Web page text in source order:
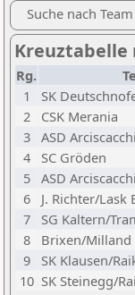
Suche nach Team
Kreuztabelle
Rg.
1
SK
2
CSK Merania
3 ASD
4
SC Gröden
5 ASD
6
J. Richter/Lask
7
SG Kaltern/
8
Brixen/Milland
9
SK Klausen/
10 SK Steinegg/